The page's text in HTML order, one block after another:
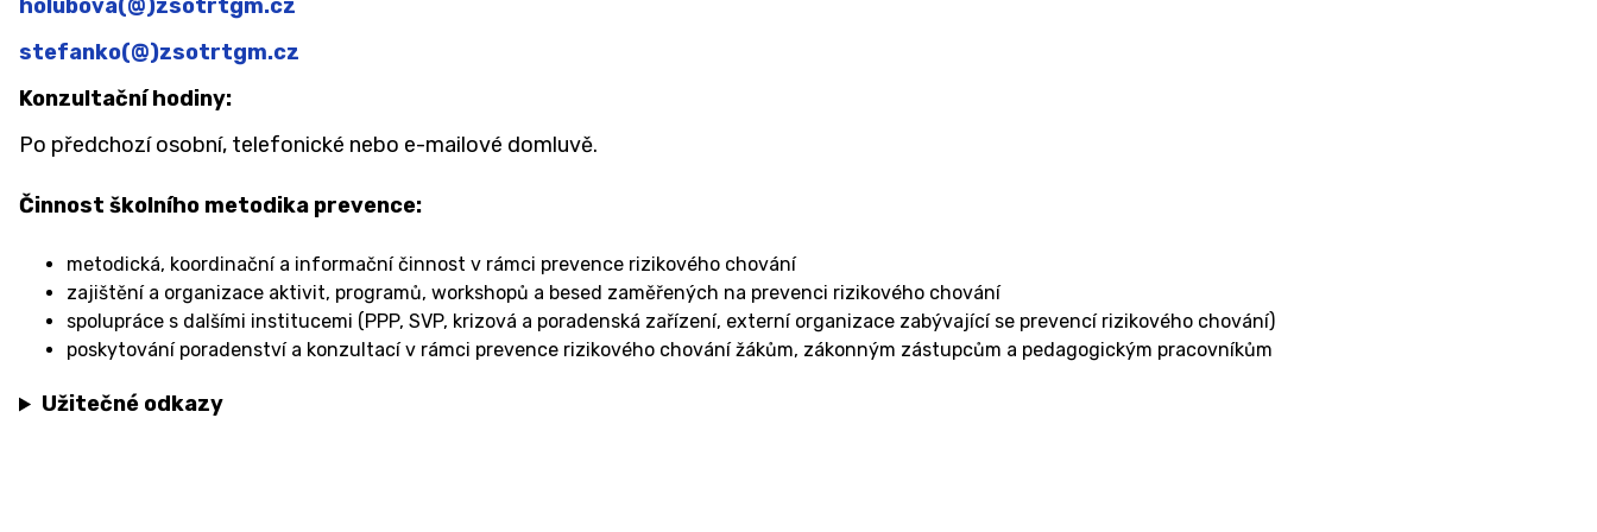
holubova(@)zsotrtgm.cz
stefanko(@)zsotrtgm.cz
Konzultační hodiny:
Po předchozí osobní, telefonické nebo e-mailové domluvě.
Činnost školního metodika prevence:
metodická, koordinační a informační činnost v rámci prevence rizikového chování
zajištění a organizace aktivit, programů, workshopů a besed zaměřených na prevenci rizikového chování
spolupráce s dalšími institucemi (PPP, SVP, krizová a poradenská zařízení, externí organizace zabývající se prevencí rizikového chování)
poskytování poradenství a konzultací v rámci prevence rizikového chování žákům, zákonným zástupcům a pedagogickým pracovníkům
Užitečné odkazy